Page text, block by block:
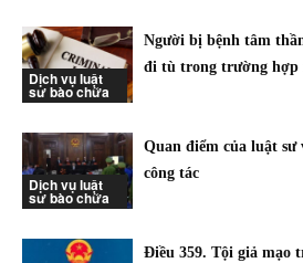
Dịch vụ luật
sư bào chữa
Người bị bệnh tâm
đi tù trong trường hợp
Dịch vụ luật
sư bào chữa
Quan điểm của luật sư
công tác
Điều 359. Tội giả mạo